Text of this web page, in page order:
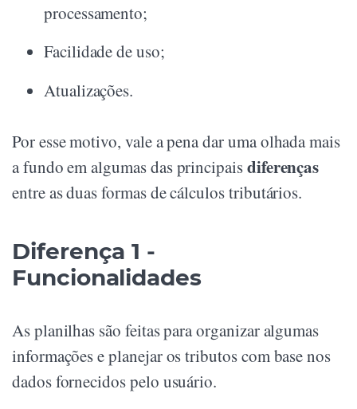
processamento;
Facilidade de uso;
Atualizações.
Por esse motivo, vale a pena dar uma olhada mais
a fundo em algumas das principaisdiferenças
entre as duas formas de cálculos tributários.
Diferença 1 -
Funcionalidades
As planilhas são feitas para organizar algumas
informações e planejar os tributos com base nos
dados fornecidos pelo usuário.